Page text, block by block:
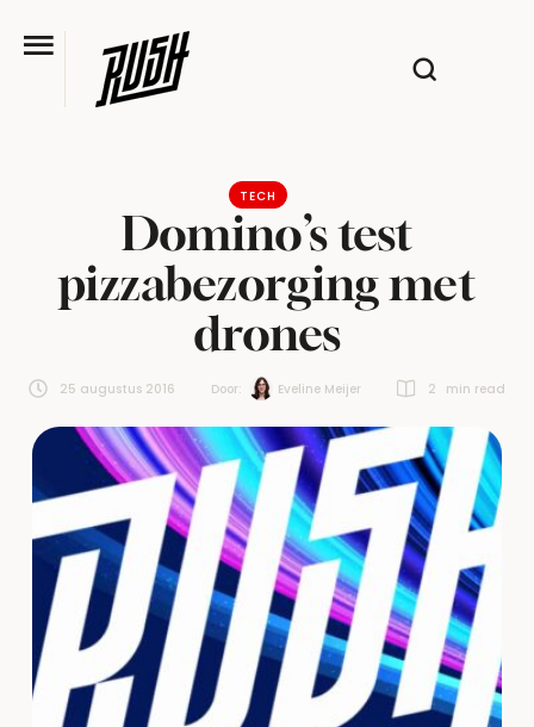
TECH
Domino’s test
pizzabezorging met
drones
25 augustus 2016 Door: Eveline Meijer 2 min read